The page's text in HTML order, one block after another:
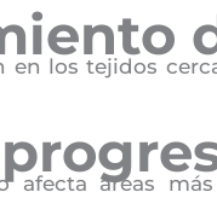
en los tejidos
afecta áreas